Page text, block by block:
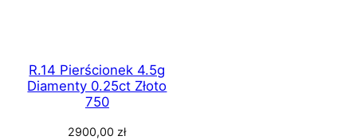
R.14 Pierścionek 4.5g
Diamenty 0.25ct Złoto
750
2900,00 zł